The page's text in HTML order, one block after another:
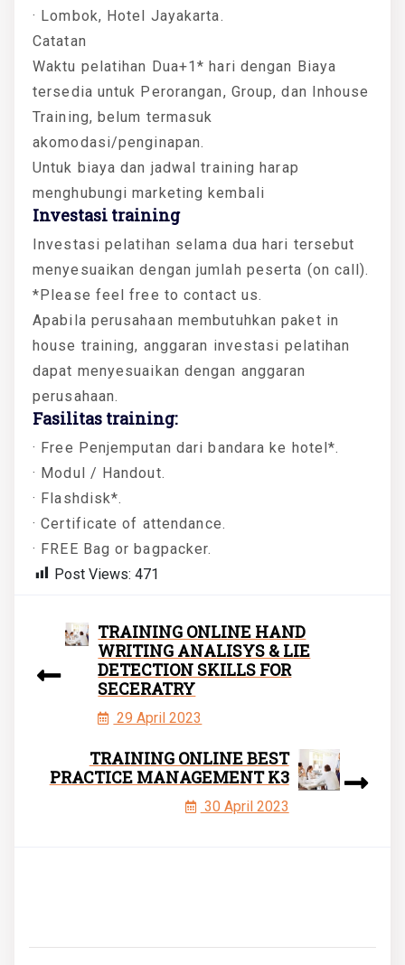
· Lombok, Hotel Jayakarta.
Catatan
Waktu pelatihan Dua+1* hari dengan Biaya
tersedia untuk Perorangan, Group, dan Inhouse
Training, belum termasuk
akomodasi/penginapan.
Untuk biaya dan jadwal training harap
menghubungi marketing kembali
Investasi training
Investasi pelatihan selama dua hari tersebut
menyesuaikan dengan jumlah peserta (on call).
*Please feel free to contact us.
Apabila perusahaan membutuhkan paket in
house training, anggaran investasi pelatihan
dapat menyesuaikan dengan anggaran
perusahaan.
Fasilitas training:
· Free Penjemputan dari bandara ke hotel*.
· Modul / Handout.
· Flashdisk*.
· Certificate of attendance.
· FREE Bag or bagpacker.
Post Views: 471
TRAINING ONLINE HAND
WRITING ANALISYS & LIE
DETECTION SKILLS FOR
SECERATRY
29 April 2023
TRAINING ONLINE BEST
PRACTICE MANAGEMENT K3
30 April 2023